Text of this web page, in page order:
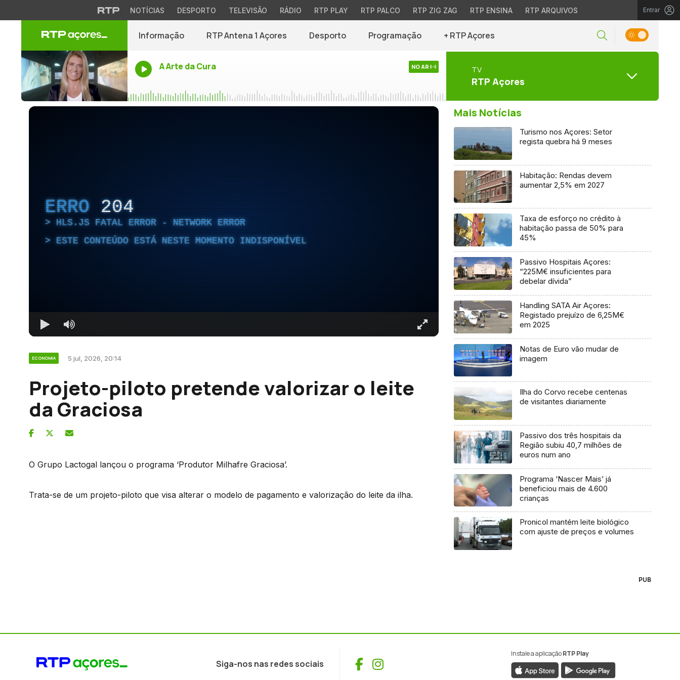
NOTÍCIAS DESPORTO TELEVISÃO RÁDIO RTP PLAY RTP PALCO RTP ZIG ZAG RTP ENSINA RTP ARQUIVOS Entrar
Informação RTP Antena 1 Açores Desporto Programação + RTP Açores
A Arte da Cura NO AR TV
RTP Açores
ERRO 204
HLS.JS FATAL ERROR - NETWORK ERROR
ESTE CONTEÚDO ESTÁ NESTE MOMENTO INDISPONÍVEL
ECONOMIA 5 jul, 2026, 20:14
Projeto-piloto pretende valorizar o leite
da Graciosa
O Grupo Lactogal lançou o programa ‘Produtor Milhafre Graciosa’.
Trata-se de um projeto-piloto que visa alterar o modelo de pagamento e valorização do leite da ilha.
Mais Notícias
Turismo nos Açores: Setor
regista quebra há 9 meses
Habitação: Rendas devem
aumentar 2,5% em 2027
Taxa de esforço no crédito à
habitação passa de 50% para
45%
Passivo Hospitais Açores:
“225M€ insuficientes para
debelar dívida”
Handling SATA Air Açores:
Registado prejuízo de 6,25M€
em 2025
Notas de Euro vão mudar de
imagem
Ilha do Corvo recebe centenas
de visitantes diariamente
Passivo dos três hospitais da
Região subiu 40,7 milhões de
euros num ano
Programa ‘Nascer Mais’ já
beneficiou mais de 4.600
crianças
Pronicol mantém leite biológico
com ajuste de preços e volumes
PUB
Siga-nos nas redes sociais Facebook
Instagram
Instale a aplicaçãoRTP Play